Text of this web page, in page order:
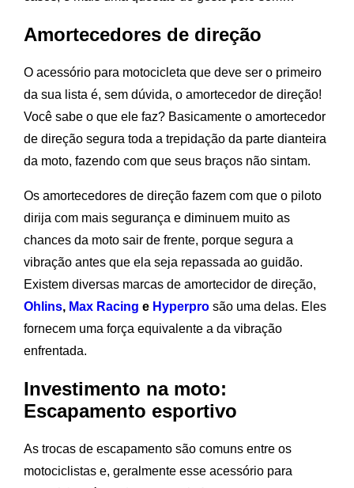
Amortecedores de direção
O acessório para motocicleta que deve ser o primeiro
da sua lista é, sem dúvida, o amortecedor de direção!
Você sabe o que ele faz? Basicamente o amortecedor
de direção segura toda a trepidação da parte dianteira
da moto, fazendo com que seus braços não sintam.
Os amortecedores de direção fazem com que o piloto
dirija com mais segurança e diminuem muito as
chances da moto sair de frente, porque segura a
vibração antes que ela seja repassada ao guidão.
Existem diversas marcas de amortecidor de direção,
Ohlins, Max Racing e Hyperprosão uma delas. Eles
fornecem uma força equivalente a da vibração
enfrentada.
Investimento na moto:
Escapamento esportivo
As trocas de escapamento são comuns entre os
motociclistas e, geralmente esse acessório para